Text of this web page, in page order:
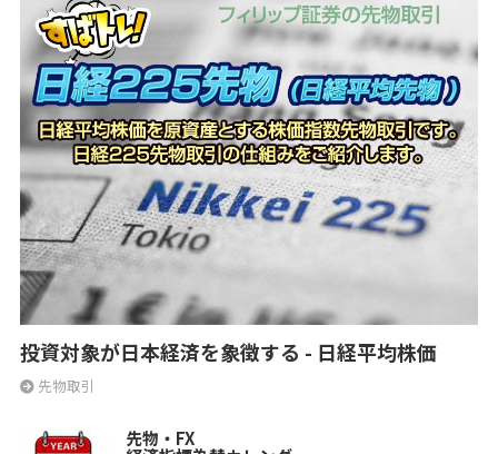
投資対象が日本経済を象徴する - 日経平均株価
先物取引
先物・FX